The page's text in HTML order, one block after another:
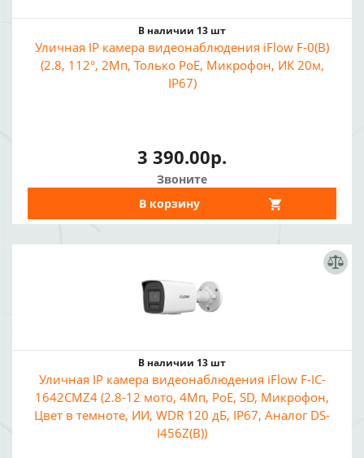
В наличии 13 шт
Уличная IP камера видеонаблюдения iFlow F-0(B)
(2.8, 112°, 2Мп, Только PoE, Микрофон, ИК 20м,
IP67)
3 390.00р.
Звоните
В корзину
В наличии 13 шт
Уличная IP камера видеонаблюдения iFlow F-IC-
1642CMZ4 (2.8-12 мото, 4Мп, PoE, SD, Микрофон,
Цвет в темноте, ИИ, WDR 120 дБ, IP67, Аналог DS-
I456Z(B))